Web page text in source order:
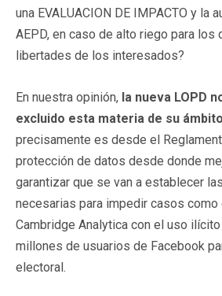
una EVALUACION DE IMPACTO y la
AEPD, en caso de alto riego para los
libertades de los interesados?
En nuestra opinión, la nueva LOPD
excluido esta materia de su
precisamente es desde el
protección de datos desde donde
garantizar que se van a establecer
necesarias para impedir casos como
Cambridge Analytica con el uso
millones de usuarios de Facebook
electoral.